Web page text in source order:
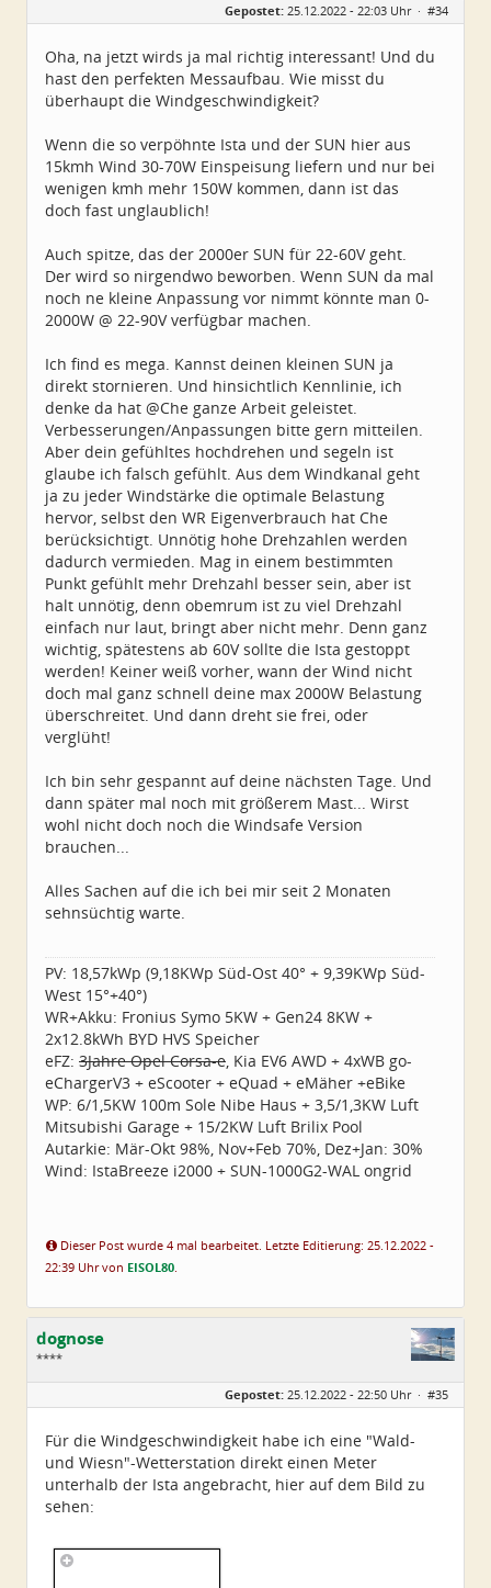
Alter:
45
Dabei seit:
07 / 2022
Gepostet: 25.12.2022 - 22:03 Uhr · #34
Oha, na jetzt wirds ja mal richtig interessant! Und du
hast den perfekten Messaufbau. Wie misst du
überhaupt die Windgeschwindigkeit?
Wenn die so verpöhnte Ista und der SUN hier aus
15kmh Wind 30-70W Einspeisung liefern und nur bei
wenigen kmh mehr 150W kommen, dann ist das
doch fast unglaublich!
Auch spitze, das der 2000er SUN für 22-60V geht.
Der wird so nirgendwo beworben. Wenn SUN da mal
noch ne kleine Anpassung vor nimmt könnte man 0-
2000W @ 22-90V verfügbar machen.
Ich find es mega. Kannst deinen kleinen SUN ja
direkt stornieren. Und hinsichtlich Kennlinie, ich
denke da hat @Che ganze Arbeit geleistet.
Verbesserungen/Anpassungen bitte gern mitteilen.
Aber dein gefühltes hochdrehen und segeln ist
glaube ich falsch gefühlt. Aus dem Windkanal geht
ja zu jeder Windstärke die optimale Belastung
hervor, selbst den WR Eigenverbrauch hat Che
berücksichtigt. Unnötig hohe Drehzahlen werden
dadurch vermieden. Mag in einem bestimmten
Punkt gefühlt mehr Drehzahl besser sein, aber ist
halt unnötig, denn obemrum ist zu viel Drehzahl
einfach nur laut, bringt aber nicht mehr. Denn ganz
wichtig, spätestens ab 60V sollte die Ista gestoppt
werden! Keiner weiß vorher, wann der Wind nicht
doch mal ganz schnell deine max 2000W Belastung
überschreitet. Und dann dreht sie frei, oder
verglüht!
Ich bin sehr gespannt auf deine nächsten Tage. Und
dann später mal noch mit größerem Mast... Wirst
wohl nicht doch noch die Windsafe Version
brauchen...
Alles Sachen auf die ich bei mir seit 2 Monaten
sehnsüchtig warte.
PV: 18,57kWp (9,18KWp Süd-Ost 40° + 9,39KWp Süd-
West 15°+40°)
WR+Akku: Fronius Symo 5KW + Gen24 8KW +
2x12.8kWh BYD HVS Speicher
eFZ: 3Jahre Opel Corsa-e , Kia EV6 AWD + 4xWB go-
eChargerV3 + eScooter + eQuad + eMäher +eBike
WP: 6/1,5KW 100m Sole Nibe Haus + 3,5/1,3KW Luft
Mitsubishi Garage + 15/2KW Luft Brilix Pool
Autarkie: Mär-Okt 98%, Nov+Feb 70%, Dez+Jan: 30%
Wind: IstaBreeze i2000 + SUN-1000G2-WAL ongrid
Dieser Post wurde 4 mal bearbeitet. Letzte Editierung: 25.12.2022 -
22:39 Uhr von EISOL80
dognose
****
Geschlecht:
keine Angabe
Beiträge:
65
Gepostet: 25.12.2022 - 22:50 Uhr · #35
Für die Windgeschwindigkeit habe ich eine "Wald-
und Wiesn"-Wetterstation direkt einen Meter
unterhalb der Ista angebracht, hier auf dem Bild zu
sehen: